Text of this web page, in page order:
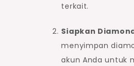
terkait.
Siapkan
menyimpan
akun Anda untuk